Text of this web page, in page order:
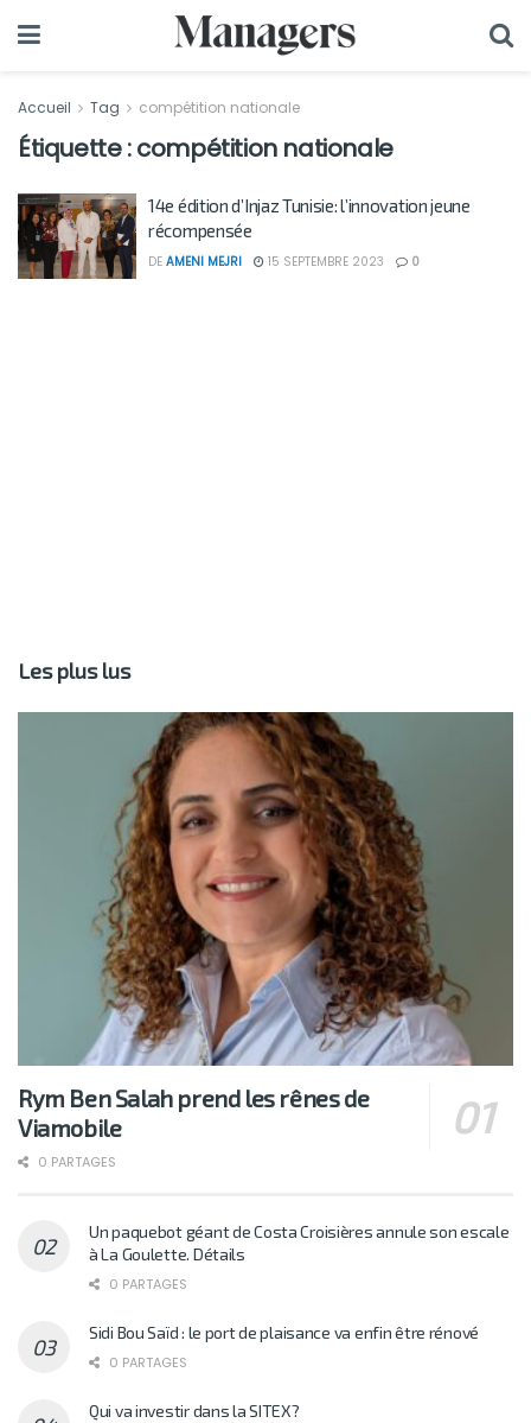
Accueil Tag compétition nationale
Étiquette :compétition nationale
14e édition d’Injaz Tunisie: l’innovation jeune
récompensée
DE AMENI MEJRI 15 SEPTEMBRE 2023 0
Les plus lus
Rym Ben Salah prend les rênes de
Viamobile
0 PARTAGES
Un paquebot géant de Costa Croisières annule son escale
à La Goulette. Détails
0 PARTAGES
Sidi Bou Saïd : le port de plaisance va enfin être rénové
0 PARTAGES
Qui va investir dans la SITEX?